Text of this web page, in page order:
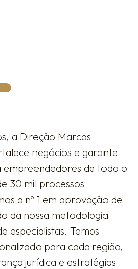
a Direção Marcas
negócios e garante
empreendedores de todo o
30 mil processos
a nº 1 em aprovação de
da nossa metodologia
especialistas. Temos
para cada região,
jurídica e estratégias